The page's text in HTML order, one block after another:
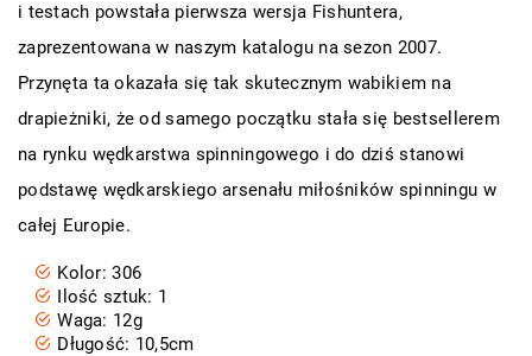
i testach powstała pierwsza wersja Fishuntera,
zaprezentowana w naszym katalogu na sezon 2007.
Przynęta ta okazała się tak skutecznym wabikiem na
drapieżniki, że od samego początku stała się bestsellerem
na rynku wędkarstwa spinningowego i do dziś stanowi
podstawę wędkarskiego arsenału miłośników spinningu w
całej Europie.
Kolor: 306
Ilość sztuk: 1
Waga: 12g
Długość: 10,5cm